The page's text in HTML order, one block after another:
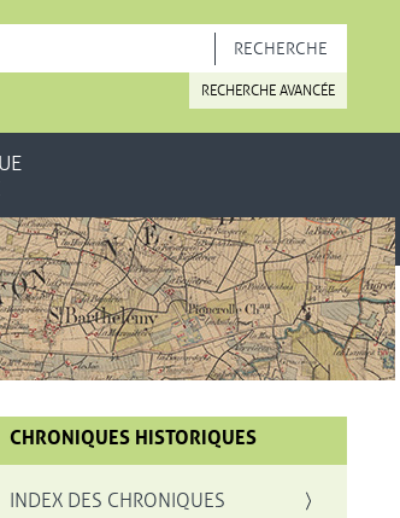
RECHERCHE AVANCÉE
CHRONIQUES HISTORIQUES
INDEX DES CHRONIQUES